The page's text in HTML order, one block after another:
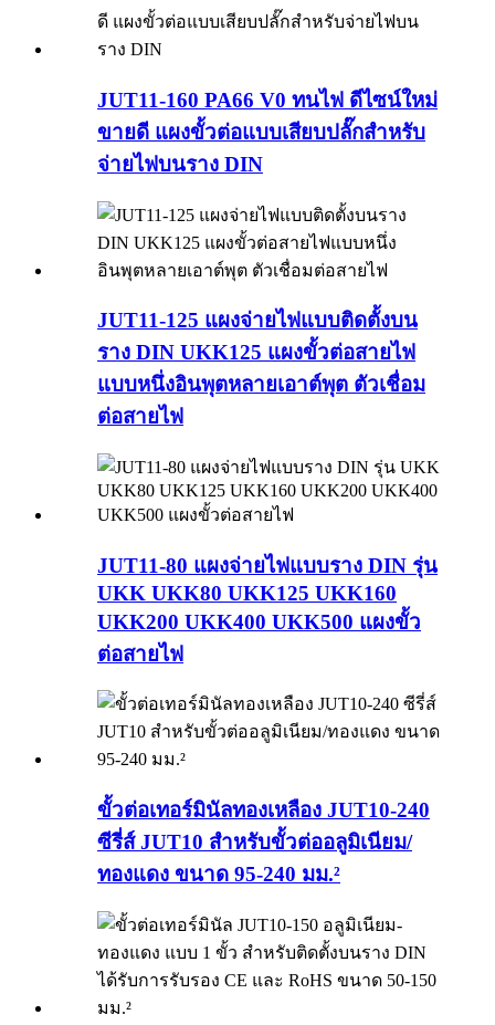
JUT11-160 PA66 V0 ทนไฟ ดีไซน์ใหม่
ขายดี แผงขั้วต่อแบบเสียบปลั๊กสำหรับ
จ่ายไฟบนราง DIN
JUT11-125 แผงจ่ายไฟแบบติดตั้งบน
ราง DIN UKK125 แผงขั้วต่อสายไฟ
แบบหนึ่งอินพุตหลายเอาต์พุต ตัวเชื่อม
ต่อสายไฟ
JUT11-80 แผงจ่ายไฟแบบราง DIN รุ่น
UKK UKK80 UKK125 UKK160
UKK200 UKK400 UKK500 แผงขั้ว
ต่อสายไฟ
ขั้วต่อเทอร์มินัลทองเหลือง JUT10-240
ซีรี่ส์ JUT10 สำหรับขั้วต่ออลูมิเนียม/
ทองแดง ขนาด 95-240 มม.²